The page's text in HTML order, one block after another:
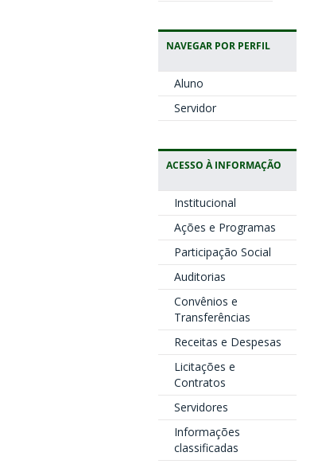
NAVEGAR POR PERFIL
Aluno
Servidor
ACESSO À INFORMAÇÃO
Institucional
Ações e Programas
Participação Social
Auditorias
Convênios e
Transferências
Receitas e Despesas
Licitações e
Contratos
Servidores
Informações
classificadas